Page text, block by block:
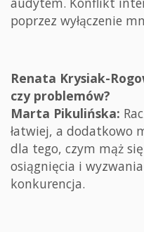
poprzez wyłączenie
Renata Krysiak-
czy problemów?
Marta Pikulińska:
łatwiej, a dodatkowo
dla tego, czym mąż
osiągnięcia i
konkurencja.